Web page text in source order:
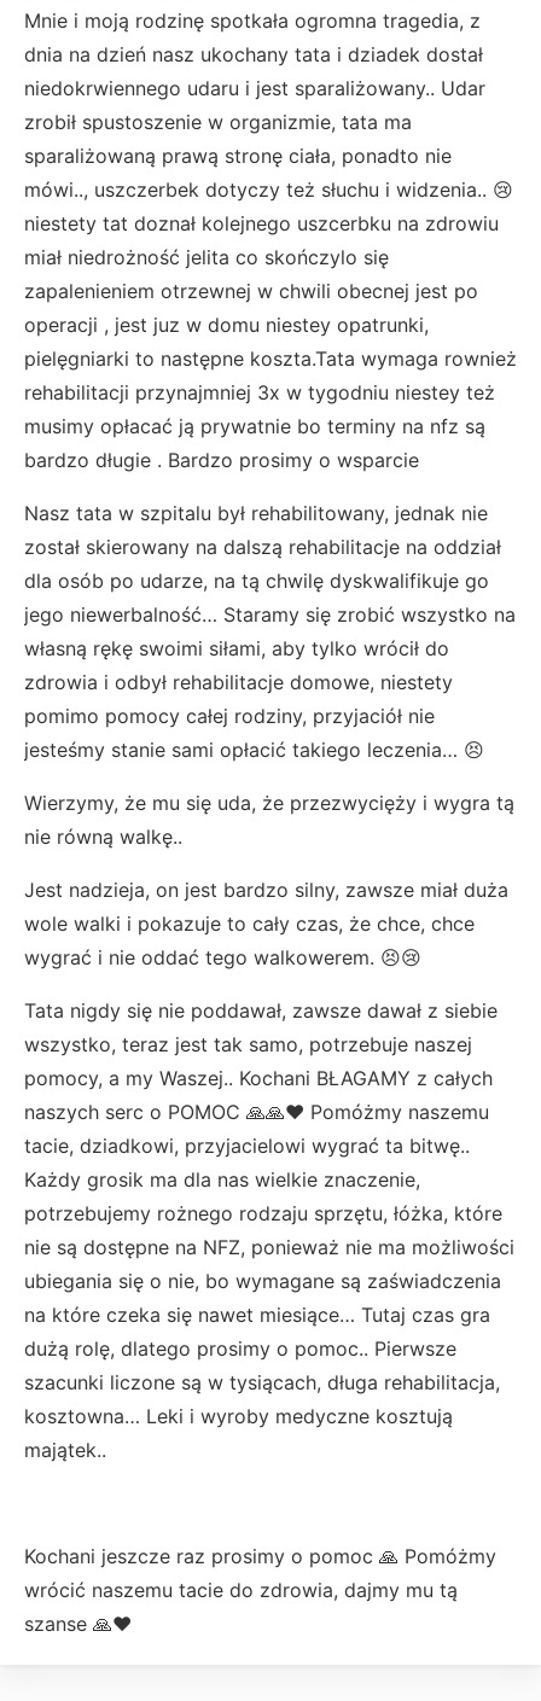
Mnie i moją rodzinę spotkała ogromna tragedia, z
dnia na dzień nasz ukochany tata i dziadek dostał
niedokrwiennego udaru i jest sparaliżowany.. Udar
zrobił spustoszenie w organizmie, tata ma
sparaliżowaną prawą stronę ciała, ponadto nie
mówi.., uszczerbek dotyczy też słuchu i widzenia.. 😢
niestety tat doznał kolejnego uszcerbku na zdrowiu
miał niedrożność jelita co skończylo się
zapalenieniem otrzewnej w chwili obecnej jest po
operacji , jest juz w domu niestey opatrunki,
pielęgniarki to następne koszta.Tata wymaga rownież
rehabilitacji przynajmniej 3x w tygodniu niestey też
musimy opłacać ją prywatnie bo terminy na nfz są
bardzo długie . Bardzo prosimy o wsparcie
Nasz tata w szpitalu był rehabilitowany, jednak nie
został skierowany na dalszą rehabilitacje na oddział
dla osób po udarze, na tą chwilę dyskwalifikuje go
jego niewerbalność… Staramy się zrobić wszystko na
własną rękę swoimi siłami, aby tylko wrócił do
zdrowia i odbył rehabilitacje domowe, niestety
pomimo pomocy całej rodziny, przyjaciół nie
jesteśmy stanie sami opłacić takiego leczenia… 😣
Wierzymy, że mu się uda, że przezwycięży i wygra tą
nie równą walkę..
Jest nadzieja, on jest bardzo silny, zawsze miał duża
wole walki i pokazuje to cały czas, że chce, chce
wygrać i nie oddać tego walkowerem. 😣😢
Tata nigdy się nie poddawał, zawsze dawał z siebie
wszystko, teraz jest tak samo, potrzebuje naszej
pomocy, a my Waszej.. Kochani BŁAGAMY z całych
naszych serc o POMOC 🙏🙏❤️ Pomóżmy naszemu
tacie, dziadkowi, przyjacielowi wygrać ta bitwę..
Każdy grosik ma dla nas wielkie znaczenie,
potrzebujemy rożnego rodzaju sprzętu, łóżka, które
nie są dostępne na NFZ, ponieważ nie ma możliwości
ubiegania się o nie, bo wymagane są zaświadczenia
na które czeka się nawet miesiące… Tutaj czas gra
dużą rolę, dlatego prosimy o pomoc.. Pierwsze
szacunki liczone są w tysiącach, długa rehabilitacja,
kosztowna… Leki i wyroby medyczne kosztują
majątek..
Kochani jeszcze raz prosimy o pomoc 🙏 Pomóżmy
wrócić naszemu tacie do zdrowia, dajmy mu tą
szanse 🙏❤️